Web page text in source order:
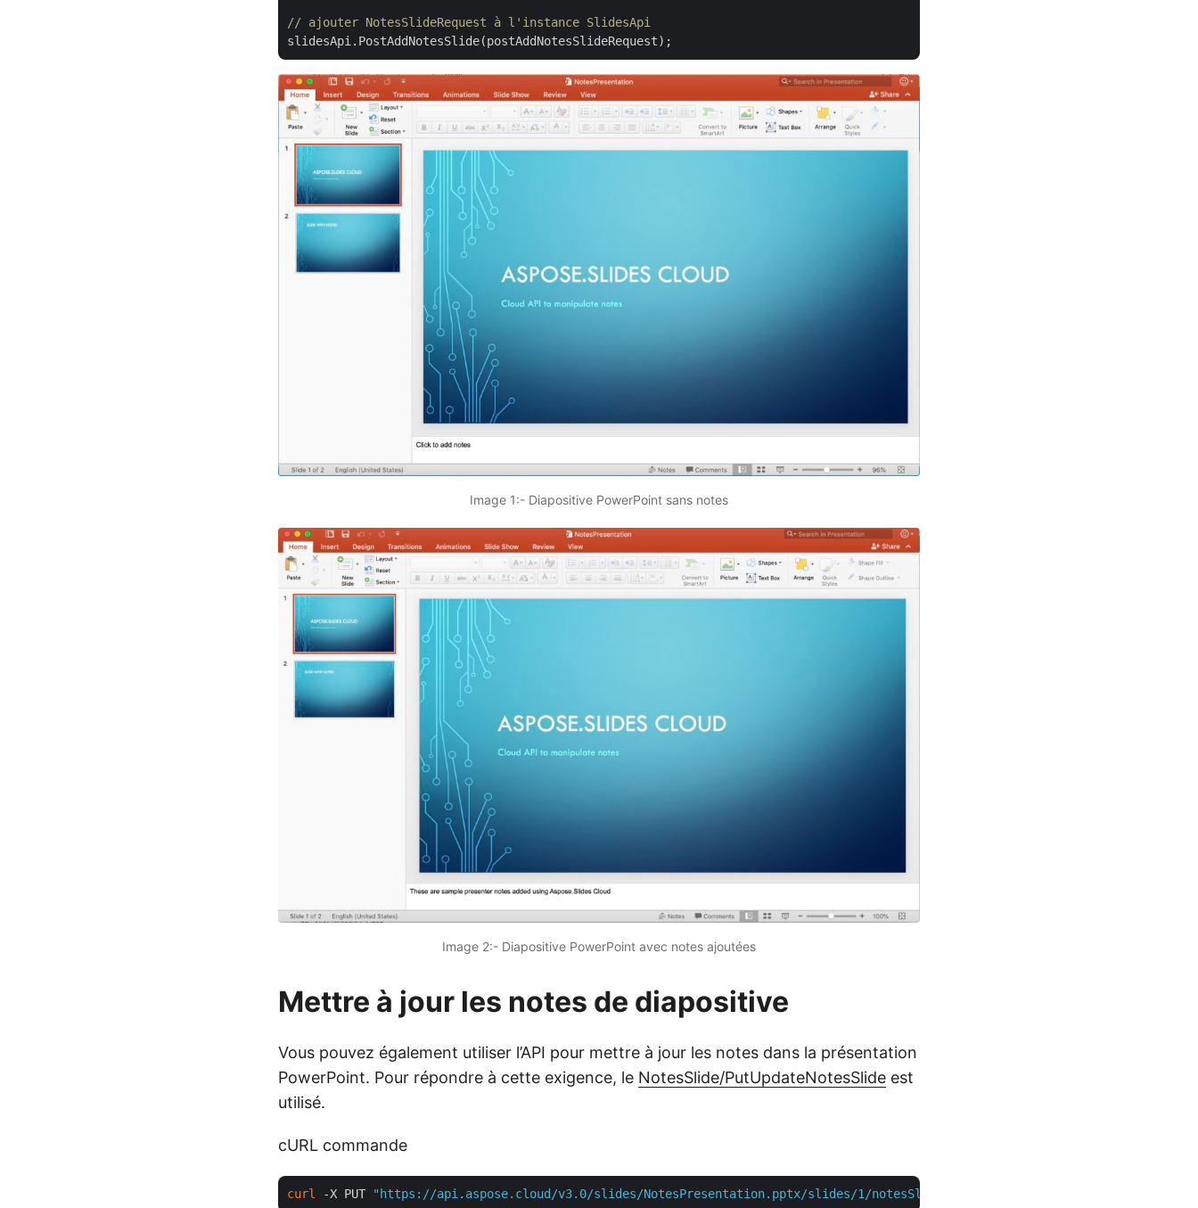
// ajouter NotesSlideRequest à l'instance SlidesApi
Image 1:- Diapositive PowerPoint sans notes
Image 2:- Diapositive PowerPoint avec notes ajoutées
Mettre à jour les notes de diapositive
Vous pouvez également utiliser l’API pour mettre à jour les notes dans la présentation
PowerPoint. Pour répondre à cette exigence, le NotesSlide/PutUpdateNotesSlide est
utilisé.
cURL commande
curl -X PUT "https://api.aspose.cloud/v3.0/slides/NotesPresentation.pptx/slides/1/notesSlide"